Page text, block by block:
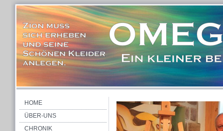
HOME
ÜBER-UNS
CHRONIK